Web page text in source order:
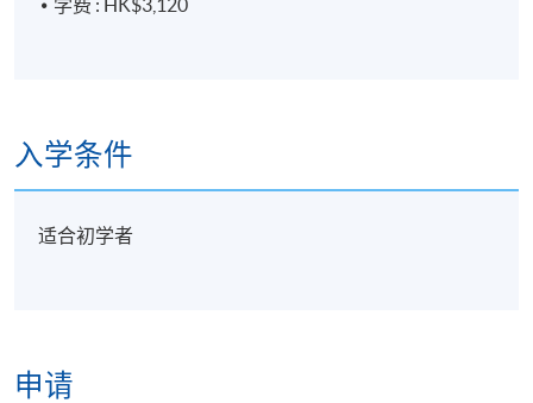
学费 : HK$3,120
入学条件
适合初学者
申请